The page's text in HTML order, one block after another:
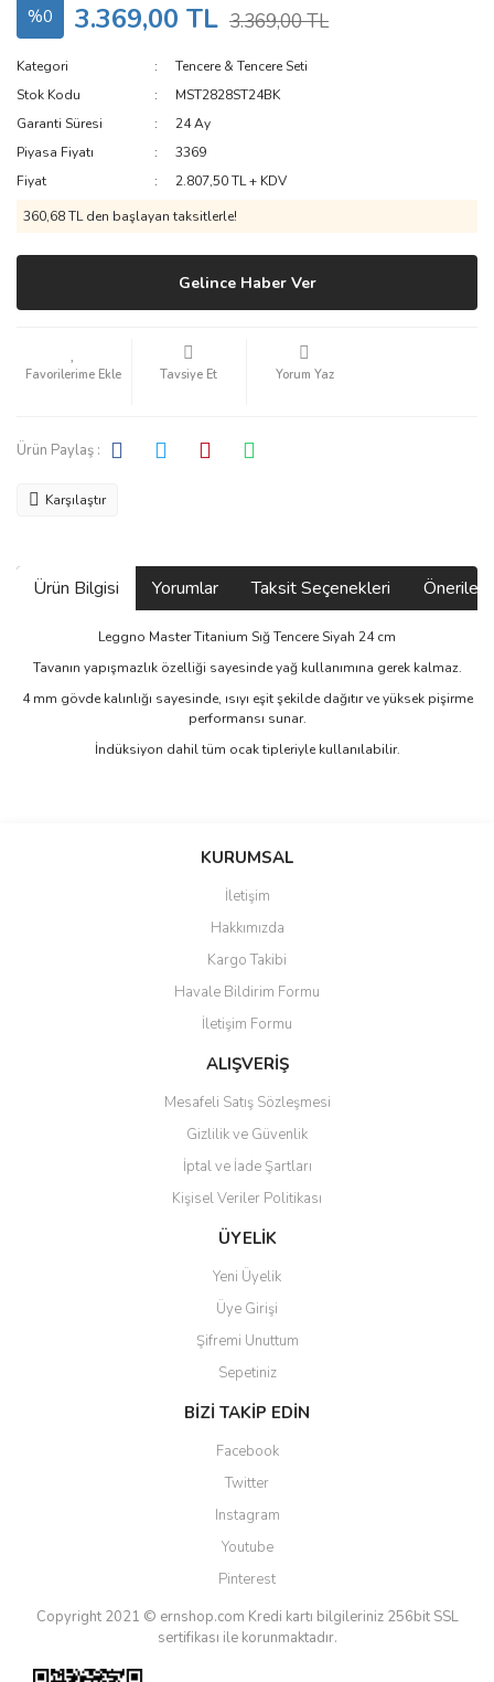
%0 3.369,00 TL 3.369,00 TL
Kategori
Tencere & Tencere Seti
Stok Kodu
MST2828ST24BK
Garanti Süresi
24 Ay
Piyasa Fiyatı
3369
Fiyat
2.807,50 TL + KDV
360,68 TL den başlayan taksitlerle!
Gelince Haber Ver
Tavsiye Et Yorum Yaz
Ürün Paylaş :
Karşılaştır
Ürün Bilgisi Yorumlar Taksit Seçenekleri
Leggno Master Titanium Sığ Tencere Siyah 24 cm
Tavanın yapışmazlık özelliği sayesinde yağ kullanımına gerek kalmaz.
4 mm gövde kalınlığı sayesinde, ısıyı eşit şekilde dağıtır ve yüksek pişirme
performansı sunar.
İndüksiyon dahil tüm ocak tipleriyle kullanılabilir.
Bu ürüne ilk yorumu siz yapın!
Ürün resmi kalitesiz, bozuk veya görüntülenemiyor.
Ürün açıklamasında eksik bilgiler bulunuyor.
Ürün bilgilerinde hatalar bulunuyor.
Ürün fiyatı diğer sitelerden daha pahalı.
Bu ürüne benzer farklı alternatifler olmalı.
Gönder
KURUMSAL
İletişim
Hakkımızda
Kargo Takibi
Havale Bildirim Formu
İletişim Formu
ALIŞVERİŞ
Mesafeli Satış Sözleşmesi
Gizlilik ve Güvenlik
İptal ve İade Şartları
Kişisel Veriler Politikası
ÜYELİK
Yeni Üyelik
Üye Girişi
Şifremi Unuttum
Sepetiniz
BİZİ TAKİP EDİN
Facebook
Twitter
Instagram
Youtube
Pinterest
Copyright 2021 © ernshop.com Kredi kartı bilgileriniz 256bit SSL
sertifikası ile korunmaktadır.